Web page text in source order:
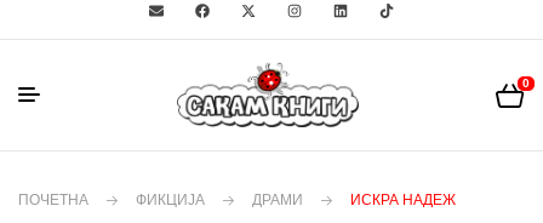
0
ПОЧЕТНА ФИКЦИЈА ДРАМИ ИСКРА НАДЕЖ